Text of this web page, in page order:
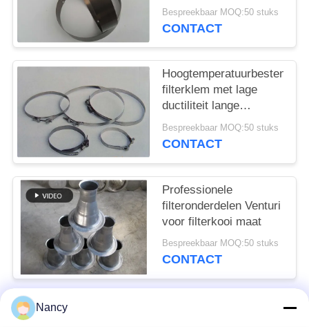
Verschillend materiaal
en grootte
Bespreekbaar MOQ:50 stuks
CONTACT
Hoogtemperatuurbestendige
filterklem met lage
ductiliteit lange
levensduur
Bespreekbaar MOQ:50 stuks
CONTACT
Professionele
filteronderdelen Venturi
voor filterkooi maat
Bespreekbaar MOQ:50 stuks
CONTACT
populaire categorieën
Nancy